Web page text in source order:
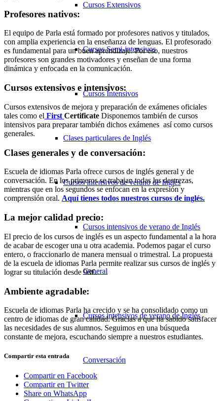
Cursos Extensivos
Cursos Semi-intensivos
Cursos Intensivos
Clases particulares de Inglés
Cursos intensivos de verano de Inglés
Cursos intensivos de verano de Inglés
General
Cursos intensivos de verano de Inglés
Conversación
Profesores nativos:
El equipo de Parla está formado por profesores nativos y titulados,
con amplia experiencia en la enseñanza de lenguas. El profesorado
es fundamental para un buen aprendizaje. Por eso, nuestros
profesores son grandes motivadores y enseñan de una forma
dinámica y enfocada en la comunicación.
Cursos extensivos e intensivos:
Cursos extensivos de mejora y preparación de exámenes oficiales
tales como el First Certificate Disponemos también de cursos
intensivos para preparar también dichos exámenes así como cursos
generales.
Clases generales y de conversación:
Escuela de idiomas Parla ofrece cursos de inglés general y de
conversación. En los primeros se trabajan todas las destrezas,
mientras que en los segundos se enfocan en la expresión y
comprensión oral. Aquí tienes todos nuestros cursos de inglés.
La mejor calidad precio:
El precio de los cursos de inglés es un aspecto fundamental a la hora
de acabar de escoger una u otra academia. Podemos pagar el curso
entero, o fraccionarlo de manera mensual o trimestral. La propuesta
de la escuela de idiomas Parla permite realizar sus cursos de inglés y
lograr su titulación desde 98€.
Ambiente agradable:
Escuela de idiomas Parla ha crecido y se ha consolidado como un
centro de idiomas de gran calidad. Gracias a que ha sabido satisfacer
las necesidades de sus alumnos. Seguimos en una búsqueda
constante de mejora, escuchando siempre a nuestros estudiantes.
Compartir esta entrada
Compartir en Facebook
Compartir en Twitter
Share on WhatsApp